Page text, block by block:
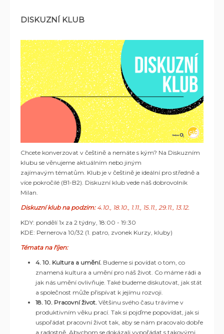
DISKUZNÍ KLUB
Chcete konverzovat v češtině a nemáte s kým? Na Diskuzním
klubu se věnujeme aktuálním nebo jiným
zajímavým tématům. Klub je v češtině je ideální pro středně a
více pokročilé (B1-B2). Diskuzní klub vede náš dobrovolník
Milan.
Diskuzní klub na podzim: 4.10., 18.10., 1.11., 15.11., 29.11., 13.12.
KDY: pondělí 1x za 2 týdny, 18:00 - 19:30
KDE: Pernerova 10/32 (1. patro, zvonek Kurzy, kluby)
Témata na říjen:
4. 10. Kultura a umění. Budeme si povídat o tom, co
znamená kultura a umění pro náš život. Co máme rádi a
jak nás umění ovlivňuje. Také budeme diskutovat, jak stát
a společnost může přispívat k jejímu rozvoji.
18. 10. Pracovní život. Většinu svého času trávíme v
produktivním věku prací. Tak si pojďme popovídat, jak si
uspořádat pracovní život tak, aby se nám pracovalo dobře
a radostně. Abychom se dokázali vypořádat s takovými